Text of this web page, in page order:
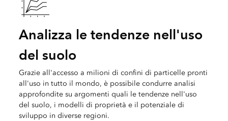
Analizza le tendenze nell'uso
del suolo
Grazie all'accesso a milioni di confini di particelle pronti
all'uso in tutto il mondo, è possibile condurre analisi
approfondite su argomenti quali le tendenze nell'uso
del suolo, i modelli di proprietà e il potenziale di
sviluppo in diverse regioni.